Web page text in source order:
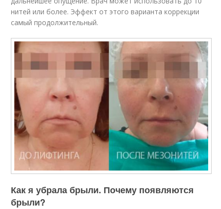
нитей или более. Эффект от этого варианта коррекции
самый продолжительный.
Как я убрала брыли. Почему появляются
брыли?